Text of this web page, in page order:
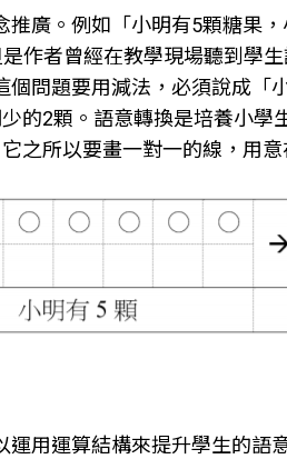
推廣。例如「小明有5顆糖果
作者曾經在教學現場聽到學
個問題要用減法，必須說成
的2顆。語意轉換是培養小
之所以要畫一對一的線，用
用運算結構來提升學生的語